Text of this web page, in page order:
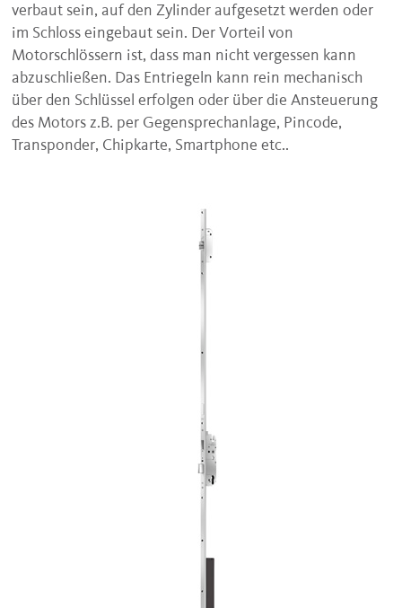
verbaut sein, auf den Zylinder aufgesetzt werden oder
im Schloss eingebaut sein. Der Vorteil von
Motorschlössern ist, dass man nicht vergessen kann
abzuschließen. Das Entriegeln kann rein mechanisch
über den Schlüssel erfolgen oder über die Ansteuerung
des Motors z.B. per Gegensprechanlage, Pincode,
Transponder, Chipkarte, Smartphone etc..